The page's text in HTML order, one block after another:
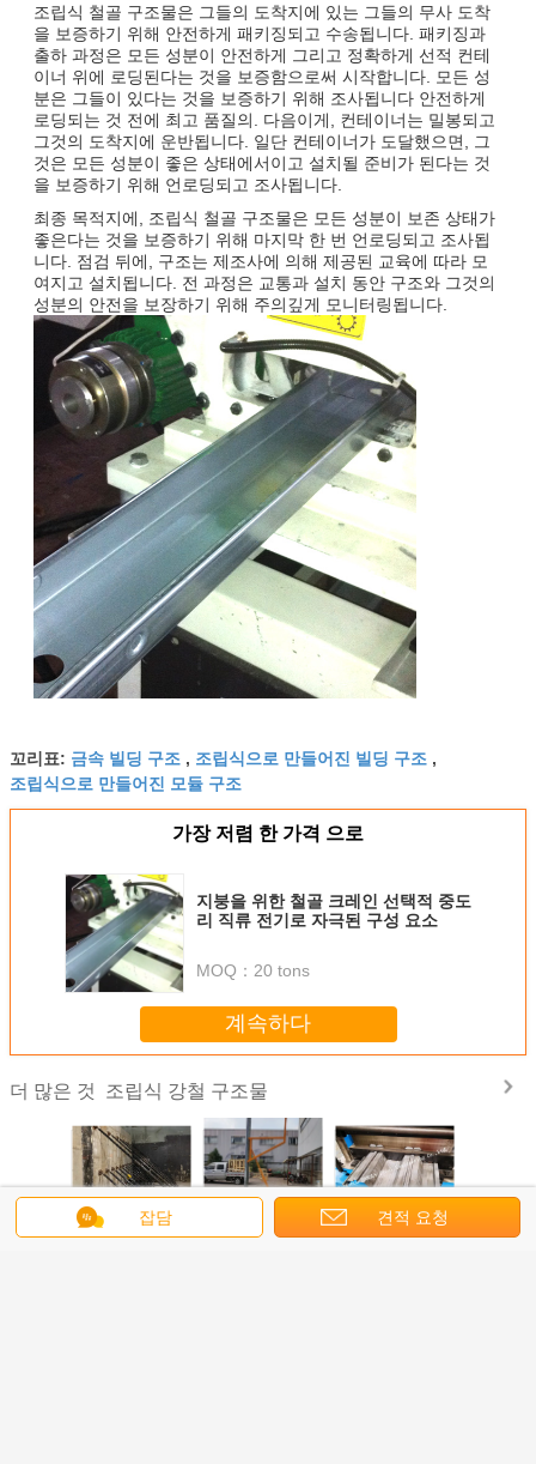
조립식 철골 구조물은 그들의 도착지에 있는 그들의 무사 도착
을 보증하기 위해 안전하게 패키징되고 수송됩니다. 패키징과
출하 과정은 모든 성분이 안전하게 그리고 정확하게 선적 컨테
이너 위에 로딩된다는 것을 보증함으로써 시작합니다. 모든 성
분은 그들이 있다는 것을 보증하기 위해 조사됩니다 안전하게
로딩되는 것 전에 최고 품질의. 다음이게, 컨테이너는 밀봉되고
그것의 도착지에 운반됩니다. 일단 컨테이너가 도달했으면, 그
것은 모든 성분이 좋은 상태에서이고 설치될 준비가 된다는 것
을 보증하기 위해 언로딩되고 조사됩니다.
최종 목적지에, 조립식 철골 구조물은 모든 성분이 보존 상태가
좋은다는 것을 보증하기 위해 마지막 한 번 언로딩되고 조사됩
니다. 점검 뒤에, 구조는 제조사에 의해 제공된 교육에 따라 모
여지고 설치됩니다. 전 과정은 교통과 설치 동안 구조와 그것의
성분의 안전을 보장하기 위해 주의깊게 모니터링됩니다.
꼬리표: 금속 빌딩 구조 , 조립식으로 만들어진 빌딩 구조 ,
조립식으로 만들어진 모듈 구조
가장 저렴 한 가격 으로
지붕을 위한 철골 크레인 선택적 중도
리 직류 전기로 자극된 구성 요소
MOQ： 20 tons
계속하다
더 많은 것 조립식 강철 구조물
철골 구
일시적 수평선상
영구적 지지와 벽
떠받치는 ASTM 강
지면 석판 체계 건
축을 위한 직류 전
는 전공
잡담 견적 요청